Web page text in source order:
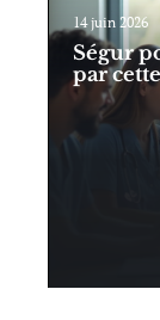
14 juin 2026
Ségur
par